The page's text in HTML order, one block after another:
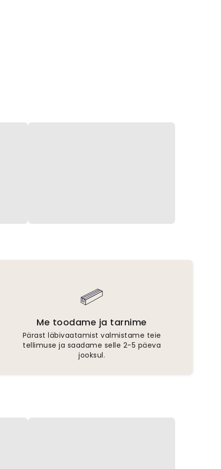
Me toodame ja tarnime
Pärast läbivaatamist valmistame teie
tellimuse ja saadame selle 2-5 päeva
jooksul.